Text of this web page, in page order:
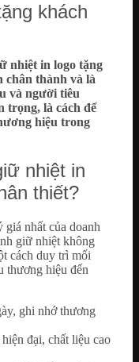
khách
nhiệt in logo tặng
chân thành và là
và người tiêu
trọng, là cách để
hiệu trong
nhiệt in
thiết?
giá nhất của doanh
giữ nhiệt không
cách duy trì mối
thương hiệu đến
ghi nhớ thương
đại, chất liệu cao